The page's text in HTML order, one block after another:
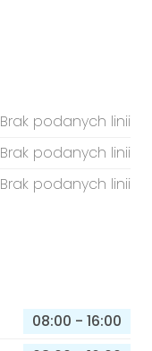
Brak podanych linii
Brak podanych linii
Brak podanych linii
08:00 - 16:00